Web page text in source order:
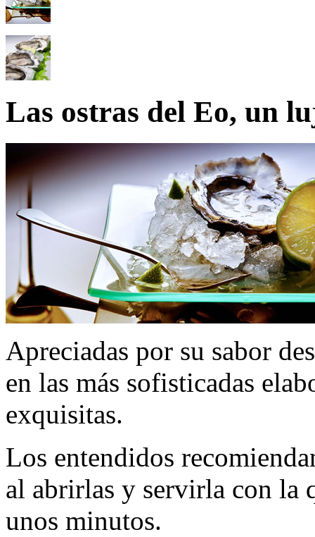
Las ostras del Eo, un
Apreciadas por su sabor
en las más sofisticadas
exquisitas.
Los entendidos
al abrirlas y servirla con la
unos minutos.